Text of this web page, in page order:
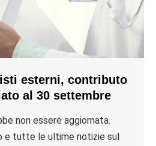
esterni, contributo
al 30 settembre
non essere aggiornata.
e tutte le ultime notizie sul